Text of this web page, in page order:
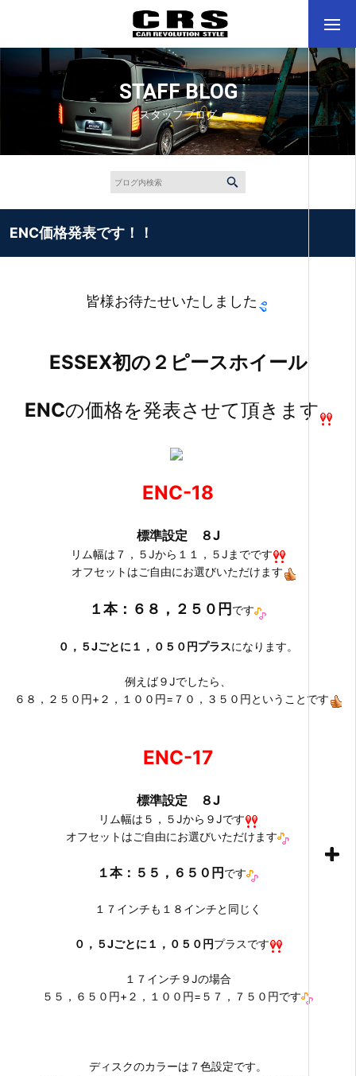
STAFF BLOG
スタッフブログ
ENC価格発表です！！
皆様お待たせいたしました
ESSEX初の２ピースホイール
ENCの価格を発表させて頂きます
ENC-18
標準設定 ８J
リム幅は７，５Jから１１，５Jまでです
オフセットはご自由にお選びいただけます
１本：６８，２５０円 です
０，５Jごとに１，０５０円プラスになります。
例えば９Jでしたら、
６８，２５０円+２，１００円=７０，３５０円ということです
ENC-17
標準設定 ８J
リム幅は５，５Jから９Jです
オフセットはご自由にお選びいただけます
１本：５５，６５０円 です
１７インチも１８インチと同じく
０，５Jごとに１，０５０円プラスです
１７インチ９Jの場合
５５，６５０円+２，１００円=５７，７５０円です
ディスクのカラーは７色設定です。